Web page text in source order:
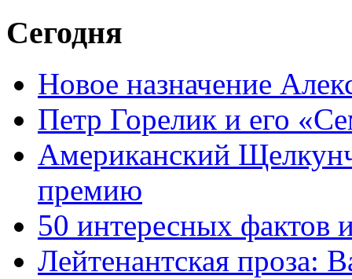
Сегодня
Новое назначение
Петр Горелик и его
Американский
премию
50 интересных фактов
Лейтенантская проза: